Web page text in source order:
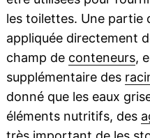
les toilettes. Une partie
appliquée directement
champ de conteneurs,
supplémentaire des
donné que les eaux
éléments nutritifs, des